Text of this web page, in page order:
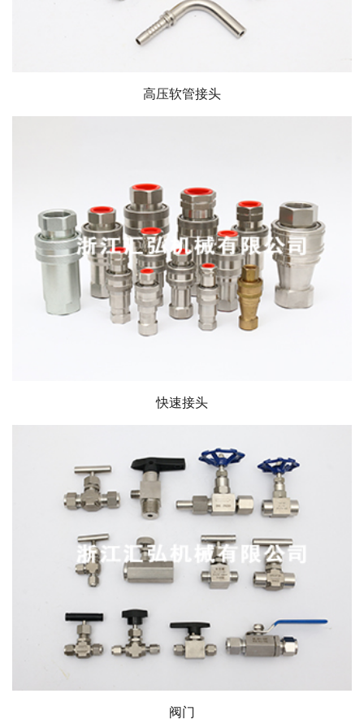
高压软管接头
快速接头
阀门